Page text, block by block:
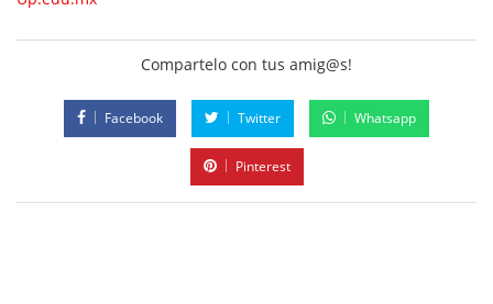
Compartelo con tus amig@s!
Facebook Twitter Whatsapp
Pinterest